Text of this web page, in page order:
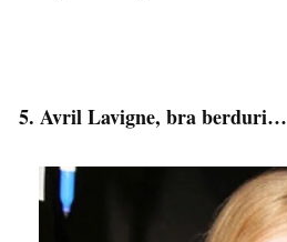
5. Avril Lavigne, bra berduri…